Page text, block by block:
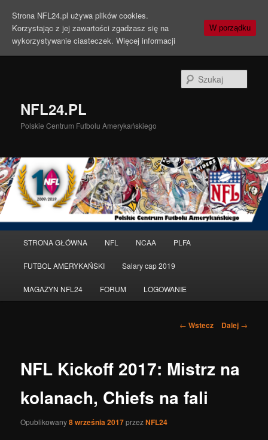
NFL24.PL
Polskie Centrum Futbolu Amerykańskiego
główne
Przeskocz
do
tekstu
STRONA GŁÓWNA NFL NCAA PLFA
FUTBOL AMERYKAŃSKI Salary cap 2019
MAGAZYN NFL24 FORUM LOGOWANIE
Nawigacja
← Wstecz Dalej →
NFL Kickoff 2017: Mistrz na
kolanach, Chiefs na fali
Opublikowany8 września 2017przezNFL24
Strona NFL24.pl używa plików cookies.
Korzystając z jej zawartości zgadzasz się na
wykorzystywanie ciasteczek. Więcej informacji
W porządku